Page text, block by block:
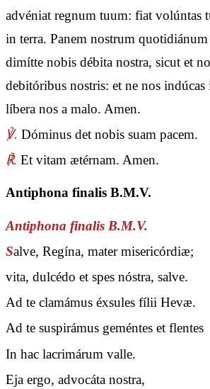
advéniat regnum tuum: fiat volúntas
in terra. Panem nostrum
dimítte nobis débita nostra, sicut et
debitóribus nostris: et ne nos indúcas
líbera nos a malo. Amen.
℣. Dóminus det nobis suam pacem.
℟. Et vitam ætérnam. Amen.
Antiphona finalis B.M.V.
Antiphona finalis B.M.V.
Salve, Regína, mater misericórdiæ;
vita, dulcédo et spes nóstra, salve.
Ad te clamámus éxsules fílii Hevæ.
Ad te suspirámus geméntes et flentes
In hac lacrimárum valle.
Eja ergo, advocáta nostra,